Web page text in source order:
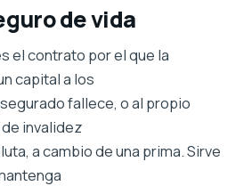
de vida
el contrato por el que la
capital a los
fallece, o al propio
invalidez
a cambio de una prima. Sirve